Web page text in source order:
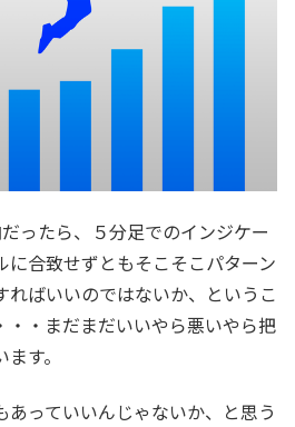
ったら、５分足でのインジケー
に合致せずともそこそこパターン
ばいいのではないか、というこ
・・まだまだいいやら悪いやら把
す。
っていいんじゃないか、と思う